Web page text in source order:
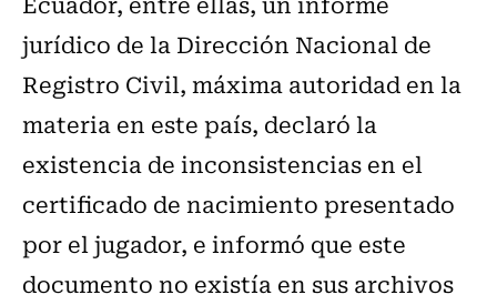
jurídico de la Dirección Nacional de
Registro Civil, máxima autoridad en la
materia en este país, declaró la
existencia de inconsistencias en el
certificado de nacimiento presentado
por el jugador, e informó que este
documento no existía en sus archivos